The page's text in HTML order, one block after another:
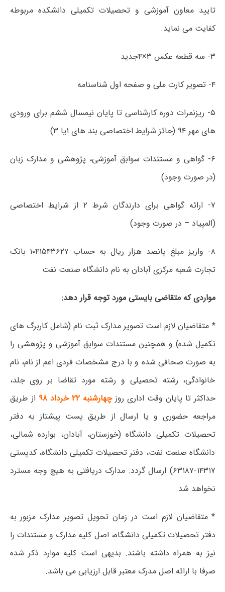
تایید معاون آموزشی و تحصیلات تکمیلی دانشکده مربوطه
کفایت می نماید.
۳- سه قطعه عکس ۳×۴جدید
۴- تصویر کارت ملی و صفحه اول شناسنامه
۵- ریزنمرات دوره کارشناسی تا پایان نیمسال ششم برای ورودی
های مهر ۹۴ (حائز شرایط اختصاصی بند های ۱یا ۳)
۶- گواهی و مستندات سوابق آموزشی، پژوهشی و مدارک زبان
(در صورت وجود)
۷- ارائه گواهی برای دارندگان شرط ۲ از شرایط اختصاصی
(المپیاد – در صورت وجود)
۸- واریز مبلغ پانصد هزار ریال به حساب ۱۰۴۱۵۴۳۶۲۷ بانک
تجارت شعبه مرکزی آبادان به نام دانشگاه صنعت نفت
مواردی که متقاضی بایستی مورد توجه قرار دهد:
* متقاضیان لازم است تصویر مدارک ثبت نام (شامل کاربرگ های
تکمیل شده) و همچنین مستندات سوابق آموزشی و پژوهشی را
به صورت صحافی شده و با درج مشخصات فردی اعم از نام، نام
خانوادگی، رشته تحصیلی و رشته مورد تقاضا بر روی جلد،
حداکثر تا پایان وقت اداری روزچهارشنبه ۲۲ خرداد ۹۸
از طریق
مراجعه حضوری و یا ارسال از طریق پست پیشتاز به دفتر
تحصیلات تکمیلی دانشگاه (خوزستان، آبادان، بوارده شمالی،
دانشگاه صنعت نفت، دفتر تحصیلات تکمیلی دانشگاه، کدپستی
۱۴۳۱۷-۶۳۱۸۷) ارسال گردد. مدارک دریافتی به هیچ وجه مسترد
نخواهد شد.
* متقاضیان لازم است در زمان تحویل تصویر مدارک مزبور به
دفتر تحصیلات تکمیلی دانشگاه، اصل کلیه مدارک و مستندات را
نیز به همراه داشته باشند. بدیهی است کلیه موارد ذکر شده
صرفا با ارائه اصل مدرک معتبر قابل ارزیابی می باشد.